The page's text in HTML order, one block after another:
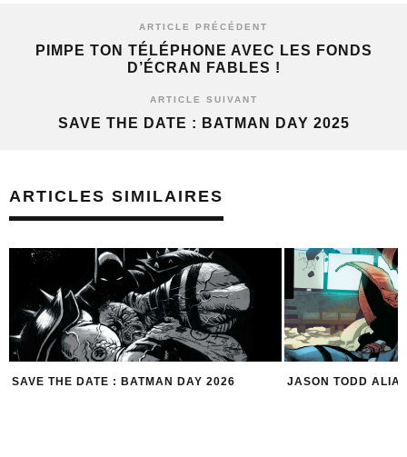
ARTICLE PRÉCÉDENT
PIMPE TON TÉLÉPHONE AVEC LES FONDS
D’ÉCRAN FABLES !
ARTICLE SUIVANT
SAVE THE DATE : BATMAN DAY 2025
ARTICLES SIMILAIRES
SAVE THE DATE : BATMAN DAY 2026 JASON TODD